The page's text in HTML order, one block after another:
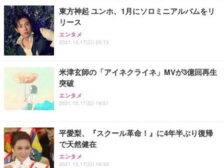
東方神起 ユンホ、1月にソロミニアルバムをリ
リース
エンタメ
2021.10.17(日) 20:13
米津玄師の「アイネクライネ」MVが3億回再生
突破
エンタメ
2021.10.17(日) 19:51
平愛梨、『スクール革命！』に4年半ぶり復帰
で天然健在
エンタメ
2021.10.17(日) 19:30